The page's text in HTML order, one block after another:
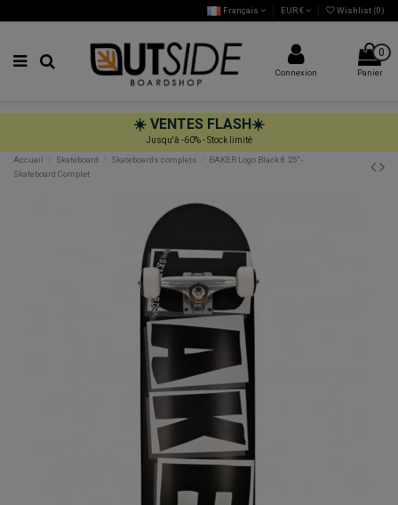
Français EUR € Wishlist (0)
Connexion
0
Panier
☀️ VENTES FLASH☀️
Jusqu'à -60% - Stock limité
Accueil
Skateboard Skateboards complets
BAKER Logo Black 8.25" -
Skateboard Complet